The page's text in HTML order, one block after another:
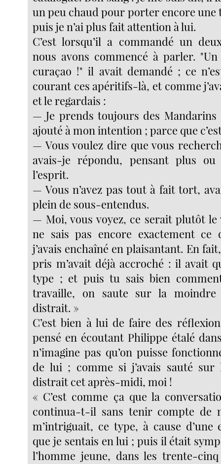
un peu chaud pour porter encore une
puis je n’ai plus fait attention à lui.
C’est lorsqu’il a commandé un
nous avons commencé à parler.
curaçao !" il avait demandé ; ce
courant ces apéritifs-là, et comme
et le regardais :
— Je prends toujours des
ajouté à mon intention ; parce que
— Vous voulez dire que vous
avais-je répondu, pensant plus
l’esprit.
— Vous n’avez pas tout à fait tort,
plein de sous-entendus.
— Moi, vous voyez, ce serait plutôt le
ne sais pas encore exactement ce
j’avais enchaîné en plaisantant. En
pris m’avait déjà accroché : il avait
type ; et puis tu sais bien comment
travaille, on saute sur la moindre
distrait. »
C’est bien à lui de faire des
pensé en écoutant Philippe étalé
n’imagine pas qu’on puisse
de lui ; comme si j’avais sauté sur
distrait cet après-midi, moi !
« C’est comme ça que la
continua-t-il sans tenir compte de
m’intriguait, ce type, à cause d’une
que je sentais en lui ; puis il était
l’homme jeune, dans les trente-